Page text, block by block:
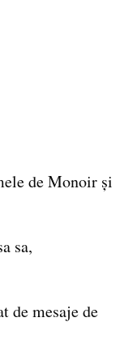
de Monoir și
sa,
de mesaje de